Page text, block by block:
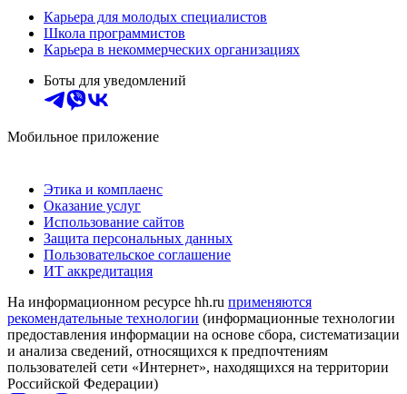
Карьера для молодых специалистов
Школа программистов
Карьера в некоммерческих организациях
Боты для уведомлений
Мобильное приложение
Этика и комплаенс
Оказание услуг
Использование сайтов
Защита персональных данных
Пользовательское соглашение
ИТ аккредитация
На информационном ресурсе hh.ru применяются
рекомендательные технологии (информационные технологии
предоставления информации на основе сбора, систематизации
и анализа сведений, относящихся к предпочтениям
пользователей сети «Интернет», находящихся на территории
Российской Федерации)